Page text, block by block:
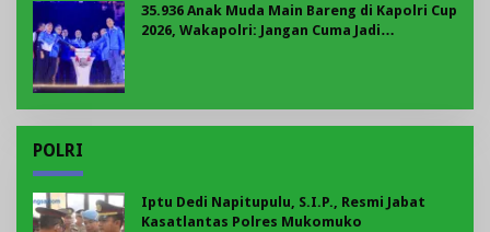
35.936 Anak Muda Main Bareng di Kapolri Cup
2026, Wakapolri: Jangan Cuma Jadi
POLRI
Iptu Dedi Napitupulu, S.I.P., Resmi Jabat
Kasatlantas Polres Mukomuko